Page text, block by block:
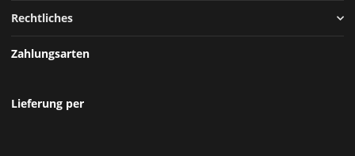
Rechtliches
Zahlungsarten
Lieferung per